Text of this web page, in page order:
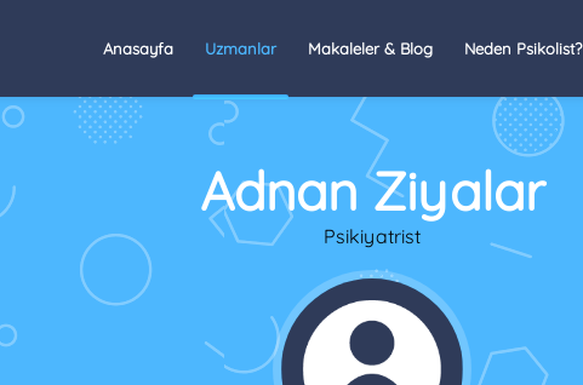
Anasayfa Uzmanlar Makaleler & Blog Neden Psikolist?
Adnan Ziyalar
Psikiyatrist